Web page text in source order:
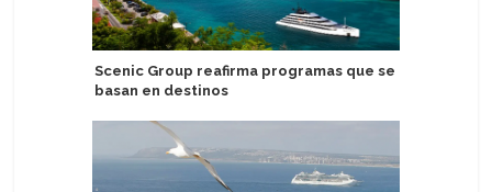
Scenic Group reafirma programas que se
basan en destinos